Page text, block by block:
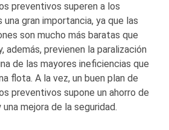
preventivos superen a los
gran importancia, ya que las
son mucho más baratas que
además, previenen la paralización
de las mayores ineficiencias que
flota. A la vez, un buen plan de
preventivos supone un ahorro de
mejora de la seguridad.